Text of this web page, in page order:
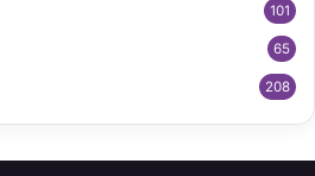
101
65
208